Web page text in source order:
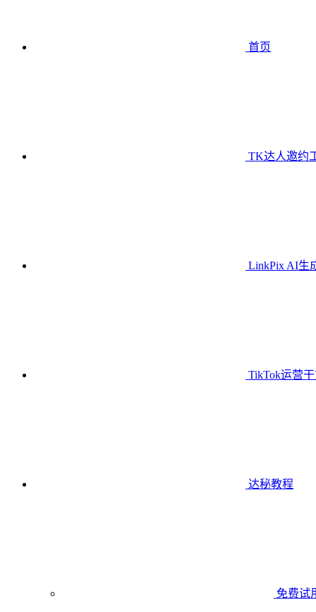
首页
TK达人邀约
LinkPix AI生
TikTok运营
达秘教程
免费试